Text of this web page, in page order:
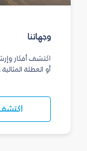
وجهاتنا
اكتشف أفكار
أو العطلة